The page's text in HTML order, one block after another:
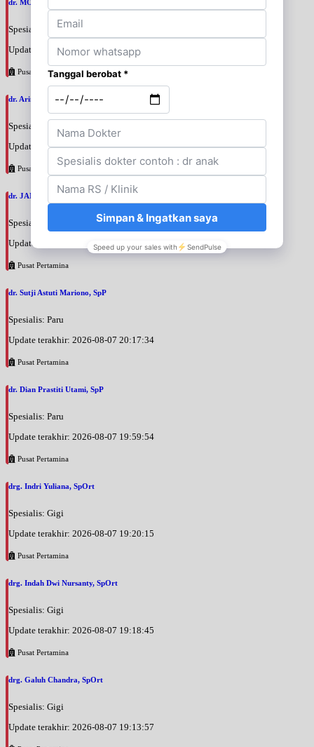
dr. MOCHAMAD PASHA, SpPD
Spesialis: Penyakit Dalam
Update terakhir: 2026-08-07 20:35:45
Pusat Pertamina
dr. Arini Purwono, SpP
Spesialis: Paru
Update terakhir: 2026-08-07 20:25:58
Pusat Pertamina
dr. JANUAR HABIBI, SpP
Spesialis: Paru
Update terakhir: 2026-08-07 20:23:50
Pusat Pertamina
dr. Sutji Astuti Mariono, SpP
Spesialis: Paru
Update terakhir: 2026-08-07 20:17:34
Pusat Pertamina
dr. Dian Prastiti Utami, SpP
Spesialis: Paru
Update terakhir: 2026-08-07 19:59:54
Pusat Pertamina
drg. Indri Yuliana, SpOrt
Spesialis: Gigi
Update terakhir: 2026-08-07 19:20:15
Pusat Pertamina
drg. Indah Dwi Nursanty, SpOrt
Spesialis: Gigi
Update terakhir: 2026-08-07 19:18:45
Pusat Pertamina
drg. Galuh Chandra, SpOrt
Spesialis: Gigi
Update terakhir: 2026-08-07 19:13:57